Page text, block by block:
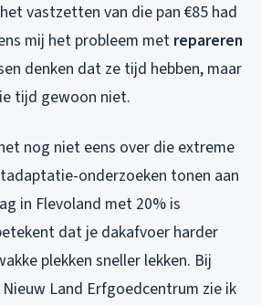
vastzetten van die pan €85 had
mij het probleem met repareren
denken dat ze tijd hebben, maar
tijd gewoon niet.
nog niet eens over die extreme
onderzoeken tonen aan
in Flevoland met 20% is
dat je dakafvoer harder
plekken sneller lekken. Bij
Land Erfgoedcentrum zie ik